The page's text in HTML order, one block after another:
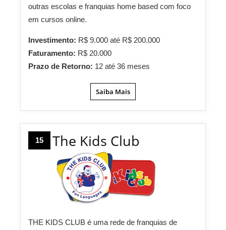
outras escolas e franquias home based com foco
em cursos online.
Investimento: R$ 9.000 até R$ 200.000
Faturamento: R$ 20.000
Prazo de Retorno: 12 até 36 meses
Saiba Mais
15 The Kids Club
THE KIDS CLUB é uma rede de franquias de